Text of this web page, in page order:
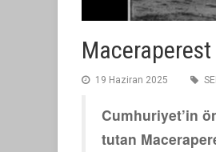
19 Haziran 2025
Cumhuriyet’in
tutan